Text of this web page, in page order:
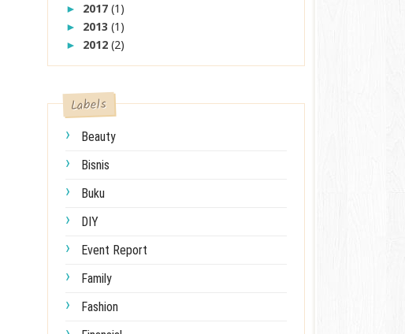
► 2017(1)
► 2013(1)
► 2012(2)
Labels
Beauty
Bisnis
Buku
DIY
Event Report
Family
Fashion